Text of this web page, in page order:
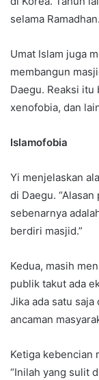
selama
Umat Islam juga
membangun
Daegu. Reaksi
xenofobia, dan
Islamofobia
Yi menjelaskan
di Daegu.
sebenarnya
berdiri masjid.”
Kedua, masih
publik takut ada
Jika ada satu
ancaman
Ketiga kebencian
“Inilah yang sulit